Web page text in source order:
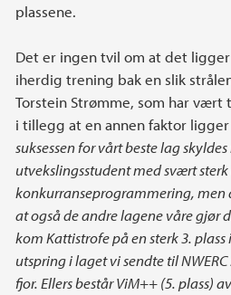
plassene.
Det er ingen tvil om at det
iherdig trening bak en slik
Torstein Strømme, som har vært
i tillegg at en annen faktor ligger
suksessen for vårt beste lag
utvekslingsstudent med svært
konkurranseprogrammering, men
at også de andre lagene våre gjør
kom Kattistrofe på en sterk 3.
utspring i laget vi sendte til
fjor. Ellers består ViM++ (5. plass)